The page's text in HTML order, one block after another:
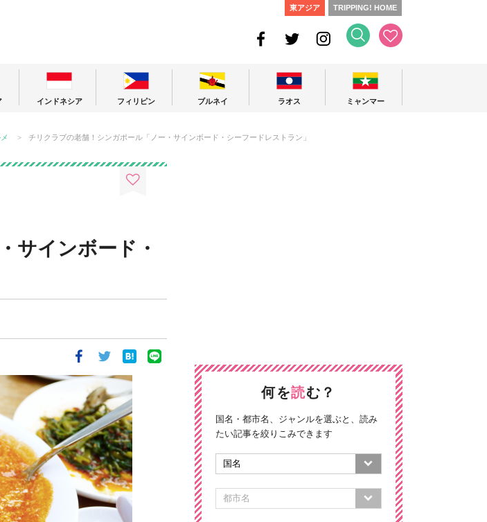
東アジア TRIPPING! HOME
インドネシア フィリピン ブルネイ ラオス ミャンマー
チリクラブの老舗！シンガポール「ノー・サインボード・シーフードレストラン」
サインボード・
何を読む？
国名・都市名、ジャンルを選ぶと、読み
たい記事を絞りこみできます